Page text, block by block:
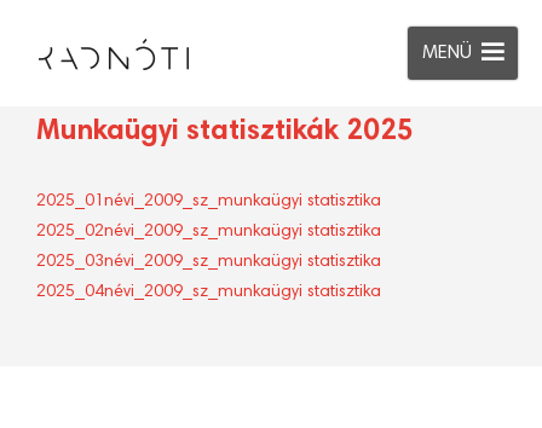
MENÜ
Munkaügyi statisztikák 2025
2025_01névi_2009_sz_munkaügyi statisztika
2025_02névi_2009_sz_munkaügyi statisztika
2025_03névi_2009_sz_munkaügyi statisztika
2025_04névi_2009_sz_munkaügyi statisztika